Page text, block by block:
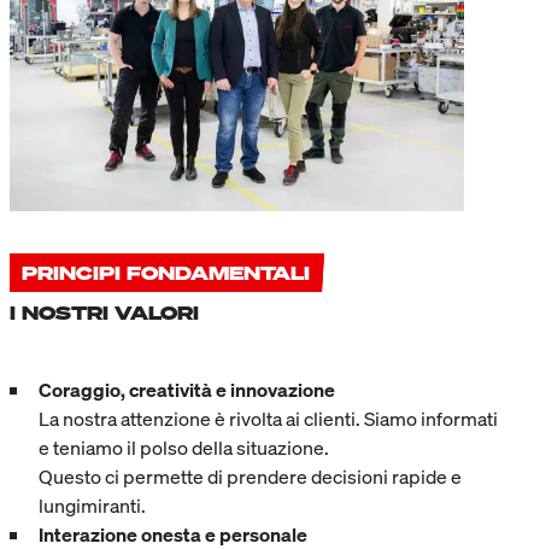
PRINCIPI FONDAMENTALI
I NOSTRI VALORI
Coraggio, creatività e innovazione
La nostra attenzione è rivolta ai clienti. Siamo informati
e teniamo il polso della situazione.
Questo ci permette di prendere decisioni rapide e
lungimiranti.
Interazione onesta e personale